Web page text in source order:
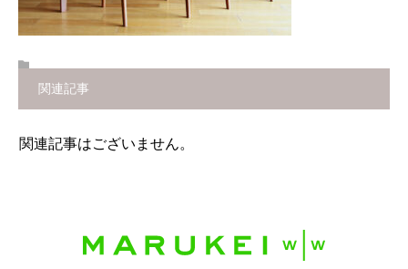
関連記事
関連記事はございません。